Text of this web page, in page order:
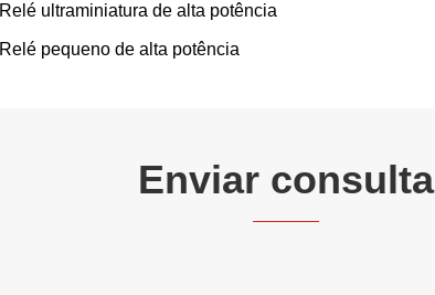
Relé ultraminiatura de alta potência
Relé pequeno de alta potência
Enviar consulta